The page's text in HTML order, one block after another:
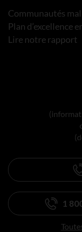
Communautés
Plan d’excellence
Lire notre rapport
1